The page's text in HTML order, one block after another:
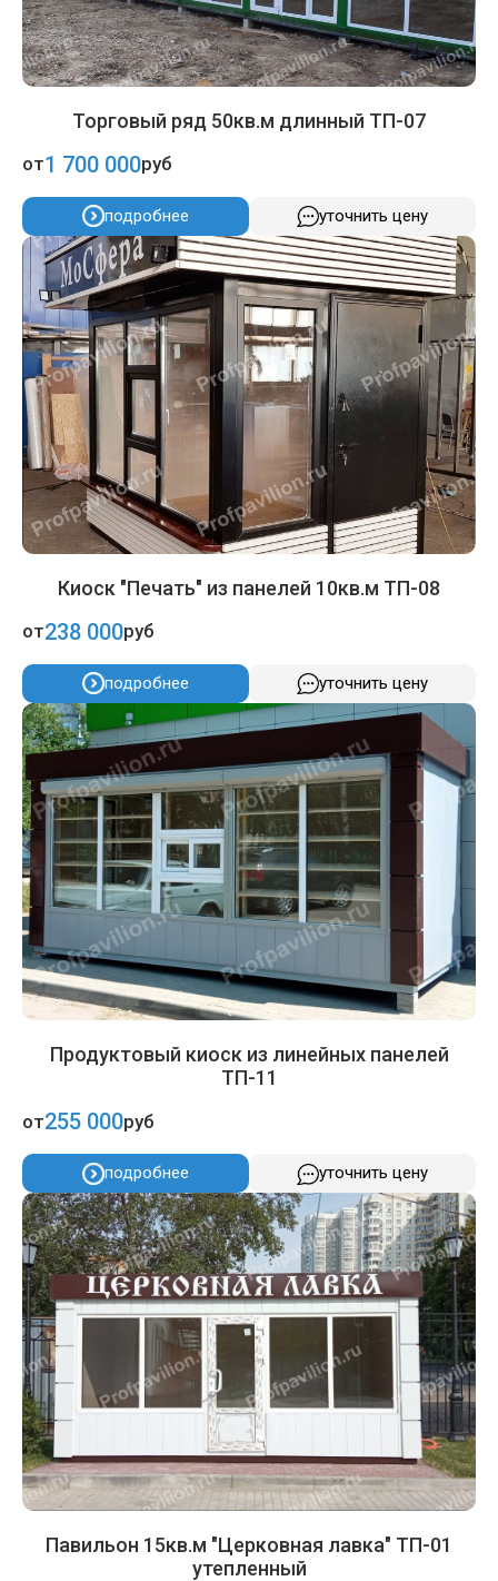
Торговый ряд 50кв.м длинный ТП-07
от1 700 000руб
подробнее уточнить цену
Киоск "Печать" из панелей 10кв.м ТП-08
от238 000руб
подробнее уточнить цену
Продуктовый киоск из линейных панелей
ТП-11
от255 000руб
подробнее уточнить цену
Павильон 15кв.м "Церковная лавка" ТП-01
утепленный